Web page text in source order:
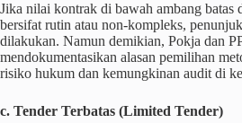
Jika nilai kontrak di bawah ambang batas
bersifat rutin atau non-kompleks,
dilakukan. Namun demikian, Pokja dan
mendokumentasikan alasan pemilihan
risiko hukum dan kemungkinan audit di
c. Tender Terbatas (Limited Tender)